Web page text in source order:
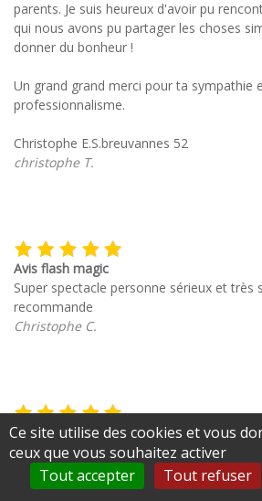
parents. Je suis heureux d'avoir pu
qui nous avons pu partager les choses
donner du bonheur !
Un grand grand merci pour ta sympathie
professionnalisme.
Christophe E.S.breuvannes 52
christophe T.
Avis flash magic
Super spectacle personne sérieux et très
recommande
Christophe C.
POUR UN MARIAGE
Très bonne prestation de OLIVIER CAZIN ,
qui a su nous apporter étonnement, gaieté,
Ce site utilise des cookies et vous
ceux que vous souhaitez activer
Tout accepter
Tout refuser